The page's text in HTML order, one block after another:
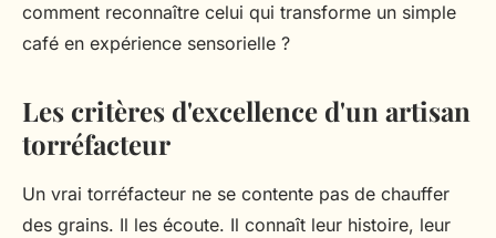
comment reconnaître celui qui transforme un simple
café en expérience sensorielle ?
Les critères d'excellence d'un artisan
torréfacteur
Un vrai torréfacteur ne se contente pas de chauffer
des grains. Il les écoute. Il connaît leur histoire, leur